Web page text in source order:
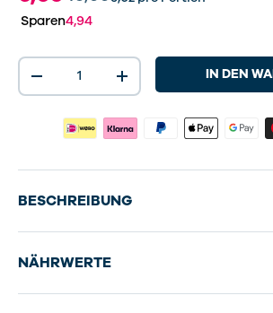
Sparen4,94
Anzahl
-
+ IN DEN
BESCHREIBUNG
NÄHRWERTE